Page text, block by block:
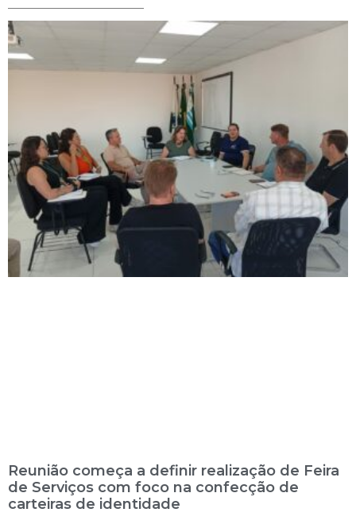
Reunião começa a definir realização de Feira
de Serviços com foco na confecção de
carteiras de identidade